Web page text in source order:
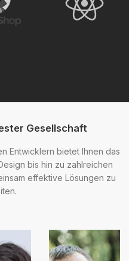
Gesellschaft
Entwicklern bietet Ihnen das
bis hin zu zahlreichen
effektive Lösungen zu